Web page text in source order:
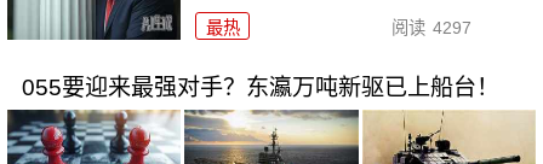
最热 阅读 4297
055要迎来最强对手？东瀛万吨新驱已上船台！